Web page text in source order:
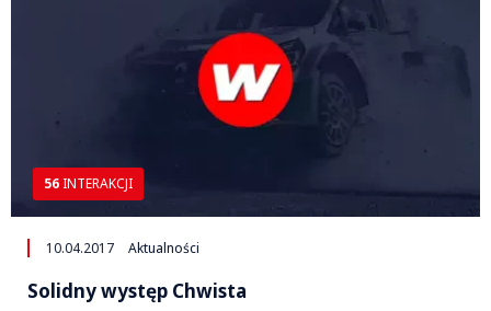
56 INTERAKCJI
10.04.2017 Aktualności
Solidny występ Chwista